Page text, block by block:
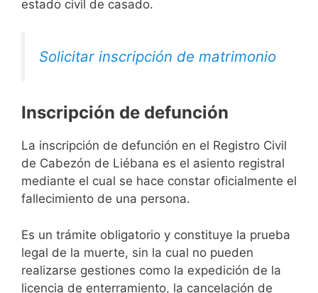
estado civil de casado.
Solicitar inscripción de matrimonio
Inscripción de defunción
La inscripción de defunción en el Registro Civil
de Cabezón de Liébana es el asiento registral
mediante el cual se hace constar oficialmente el
fallecimiento de una persona.
Es un trámite obligatorio y constituye la prueba
legal de la muerte, sin la cual no pueden
realizarse gestiones como la expedición de la
licencia de enterramiento, la cancelación de